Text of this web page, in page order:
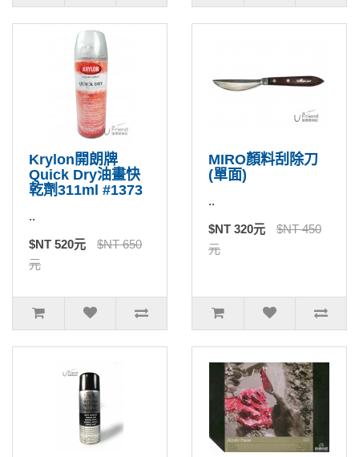
Krylon開朗牌
Quick Dry油畫快
乾劑311ml #1373
..
$NT 520元
$NT 650
元
MIRO顏料刮除刀
(單面)
..
$NT 320元
$NT 450
元